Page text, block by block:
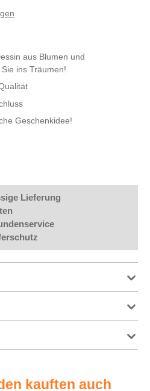
aus Blumen und
ins Träumen!
Geschenkidee!
Lieferung
kauften auch